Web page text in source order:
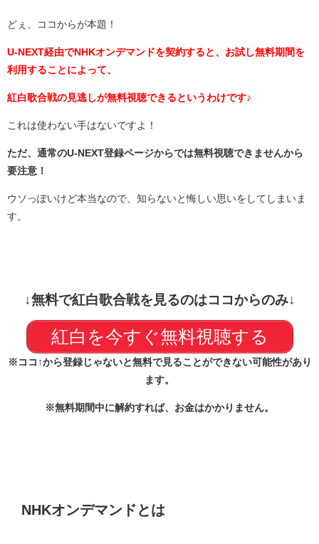
どぇ、ココからが本題！
U-NEXT経由でNHKオンデマンドを契約すると、お試し無料期間を
利用することによって、
紅白歌合戦の見逃しが無料視聴できるというわけです♪
これは使わない手はないですよ！
ただ、通常のU-NEXT登録ページからでは無料視聴できませんから
要注意！
ウソっぽいけど本当なので、知らないと悔しい思いをしてしまいま
す。
↓無料で紅白歌合戦を見るのはココからのみ↓
紅白を今すぐ無料視聴する
※ココ↑から登録じゃないと無料で見ることができない可能性があり
ます。
※無料期間中に解約すれば、お金はかかりません。
NHKオンデマンドとは